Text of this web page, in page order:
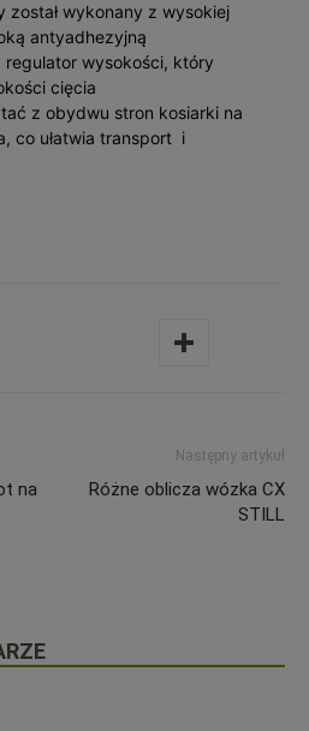
został wykonany z wysokiej
antyadhezyjną
regulator wysokości, który
cięcia
z obydwu stron kosiarki na
co ułatwia transport i
na
Następny artykuł
Różne oblicza wózka CX
STILL